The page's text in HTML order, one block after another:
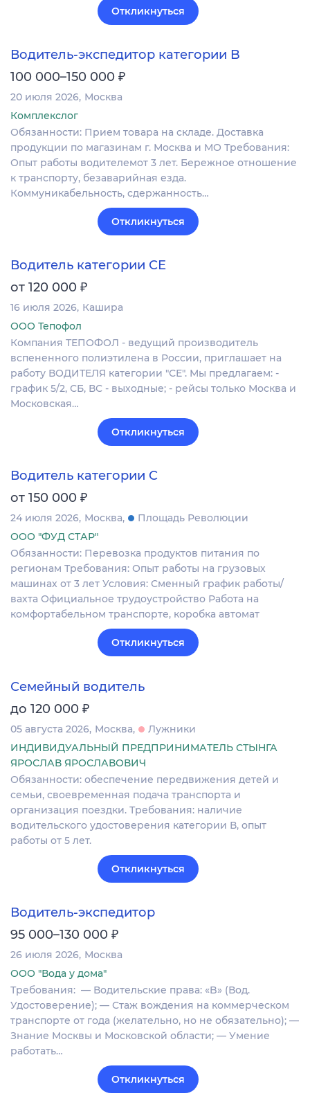
Откликнуться
Водитель-экспедитор категории B
100 000–150 000 ₽
20 июля 2026 Москва
Комплекслог
Обязанности: Прием товара на складе. Доставка
продукции по магазинам г. Москва и МО Требования:
Опыт работы водителемот 3 лет. Бережное отношение
к транспорту, безаварийная езда.
Коммуникабельность, сдержанность…
Откликнуться
Водитель категории СЕ
от 120 000 ₽
16 июля 2026 Кашира
ООО Тепофол
Компания ТЕПОФОЛ - ведущий производитель
вспененного полиэтилена в России, приглашает на
работу ВОДИТЕЛЯ категории "СЕ". Мы предлагаем: -
график 5/2, СБ, ВС - выходные; - рейсы только Москва и
Московская…
Откликнуться
Водитель категории C
от 150 000 ₽
24 июля 2026 Москва
Площадь Революции
ООО "ФУД СТАР"
Обязанности: Перевозка продуктов питания по
регионам Требования: Опыт работы на грузовых
машинах от 3 лет Условия: Сменный график работы/
вахта Официальное трудоустройство Работа на
комфортабельном транспорте, коробка автомат
Откликнуться
Семейный водитель
до 120 000 ₽
05 августа 2026 Москва
Лужники
ИНДИВИДУАЛЬНЫЙ ПРЕДПРИНИМАТЕЛЬ СТЫНГА
ЯРОСЛАВ ЯРОСЛАВОВИЧ
Обязанности: обеспечение передвижения детей и
семьи, своевременная подача транспорта и
организация поездки. Требования: наличие
водительского удостоверения категории В, опыт
работы от 5 лет.
Откликнуться
Водитель-экспедитор
95 000–130 000 ₽
26 июля 2026 Москва
ООО "Вода у дома"
Требования: ​​​​​ — Водительские права: «B» (Вод.
Удостоверение); — Стаж вождения на коммерческом
транспорте от года (желательно, но не обязательно); —
Знание Москвы и Московской области; — Умение
работать…
Откликнуться